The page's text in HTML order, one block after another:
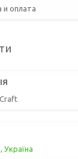
и оплата
Україна